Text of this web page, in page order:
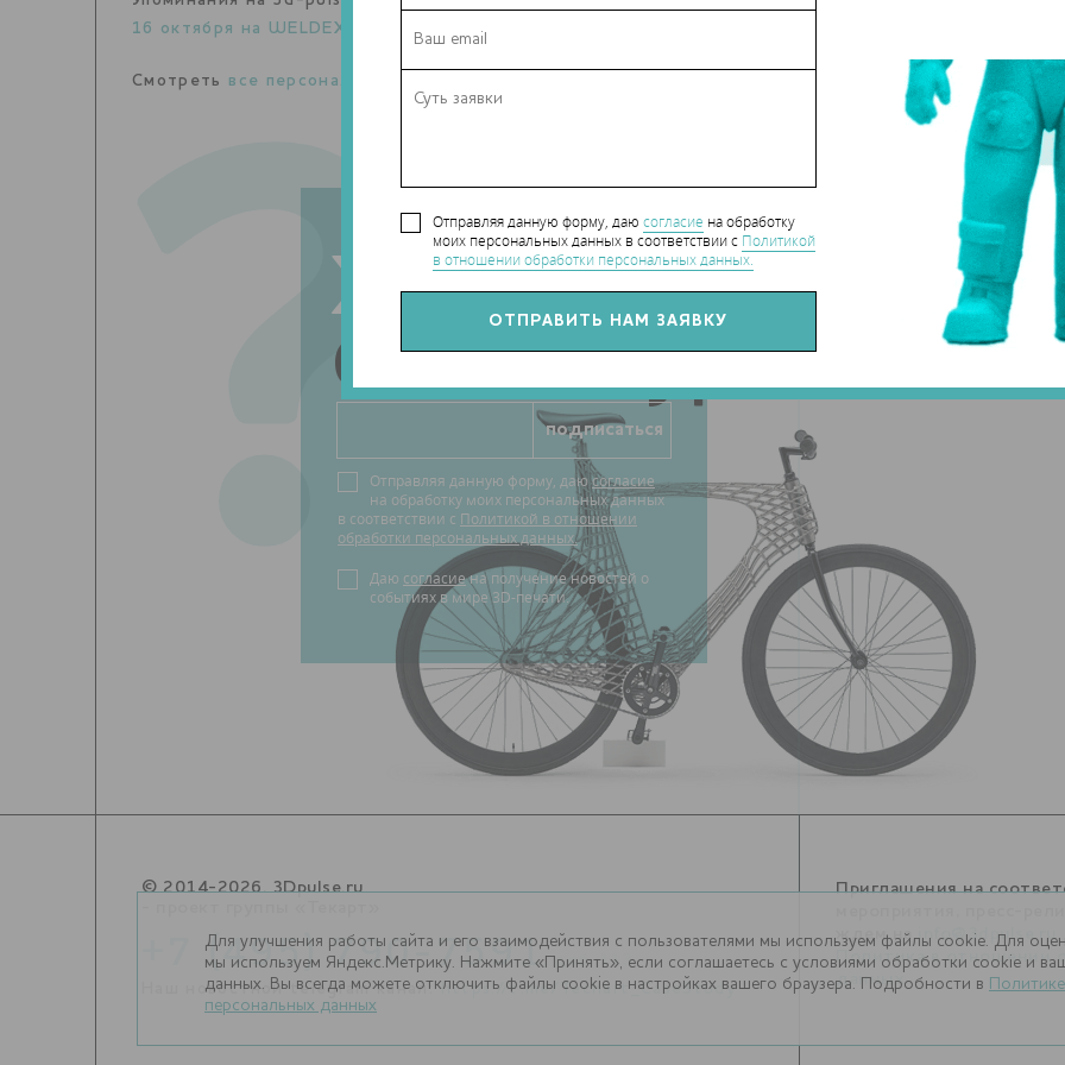
Отправляя данную форму, даю согласие на обработку
моих персональных данных в соответствии с Политикой
в отношении обработки персональных данных.
16 октября на WELDEX обсудят внедрение аддитивных технологий в производство
Смотреть все персоналии
?
Хотите
быть в курсе
СОБЫТИЯ 3D- ПЕЧАТИ
Отправляя данную форму, даюсогласие
на обработку моих персональных данных
в соответствии с Политикой в отношении
обработки персональных данных.
Даю согласиена получение новостей о
событиях в мире 3D-печати.
© 2014-2026. 3Dpulse.ru
+7 (495) 790-7591, доб. 113
Наш новостной telegram канал:https://t.me/Techart_CaseStudy
Приглашения на
ждем наinfo@3dpulse.ru.
Политика в отношении
данных
Для улучшения работы сайта и его взаимодействия с пользователями мы используем файлы cookie. Для
мы используем Яндекс.Метрику. Нажмите «Принять», если соглашаетесь с условиями обработки cookie и
данных. Вы всегда можете отключить файлы cookie в настройках вашего браузера. Подробности в
персональных данных